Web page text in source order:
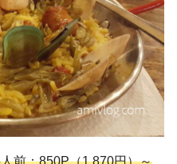
前：850P（1,870円）～